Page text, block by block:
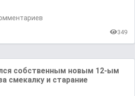
349
собственным новым 12-ым
смекалку и старание